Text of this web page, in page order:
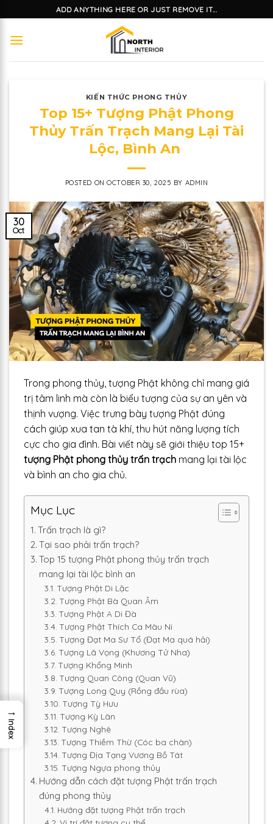
to
content
ADD ANYTHING HERE OR JUST REMOVE IT...
KIẾN THỨC PHONG THỦY
Top 15+ Tượng Phật Phong
Thủy Trấn Trạch Mang Lại Tài
Lộc, Bình An
POSTED ONOCTOBER 30, 2025 BY ADMIN
30
Oct
Trong phong thủy, tượng Phật không chỉ mang giá
trị tâm linh mà còn là biểu tượng của sự an yên và
thịnh vượng. Việc trưng bày tượng Phật đúng
cách giúp xua tan tà khí, thu hút năng lượng tích
cực cho gia đình. Bài viết này sẽ giới thiệu top 15+
tượng Phật phong thủy trấn trạch mang lại tài lộc
và bình an cho gia chủ.
Mục Lục
Trấn trạch là gì?
Tại sao phải trấn trạch?
Top 15 tượng Phật phong thủy trấn trạch
mang lại tài lộc bình an
Tượng Phật Di Lặc
Tượng Phật Bà Quan Âm
Tượng Phật A Di Đà
Tượng Phật Thích Ca Mâu Ni
Tượng Đạt Ma Sư Tổ (Đạt Ma quá hải)
Tượng Lã Vọng (Khương Tử Nha)
Tượng Khổng Minh
Tượng Quan Công (Quan Vũ)
Tượng Long Quy (Rồng đầu rùa)
Tượng Tỳ Hưu
Tượng Kỳ Lân
Tượng Nghê
Tượng Thiềm Thừ (Cóc ba chân)
Tượng Địa Tạng Vương Bồ Tát
Tượng Ngựa phong thủy
Hướng dẫn cách đặt tượng Phật trấn trạch
đúng phong thủy
Hướng đặt tượng Phật trấn trạch
→
Index